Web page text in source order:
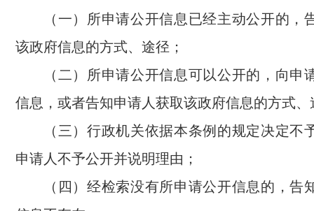
（一）所申请公开信息已经主动公开的，
该政府信息的方式、途径；
（二）所申请公开信息可以公开的，向申
信息，或者告知申请人获取该政府信息的方式
（三）行政机关依据本条例的规定决定不
申请人不予公开并说明理由；
（四）经检索没有所申请公开信息的，告